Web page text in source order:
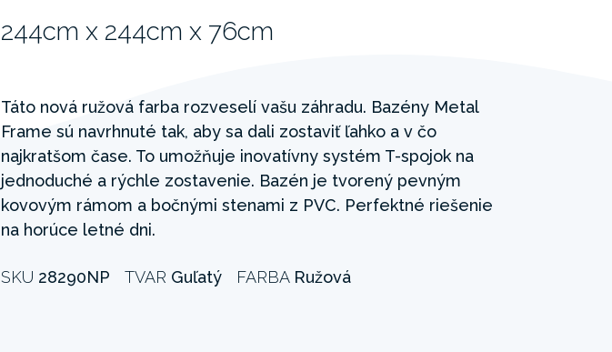
244cm x 244cm x 76cm
Táto nová ružová farba rozveselí vašu záhradu. Bazény Metal
Frame sú navrhnuté tak, aby sa dali zostaviť ľahko a v čo
najkratšom čase. To umožňuje inovatívny systém T-spojok na
jednoduché a rýchle zostavenie. Bazén je tvorený pevným
kovovým rámom a bočnými stenami z PVC. Perfektné riešenie
na horúce letné dni.
SKU 28290NP TVAR Guľatý FARBA Ružová